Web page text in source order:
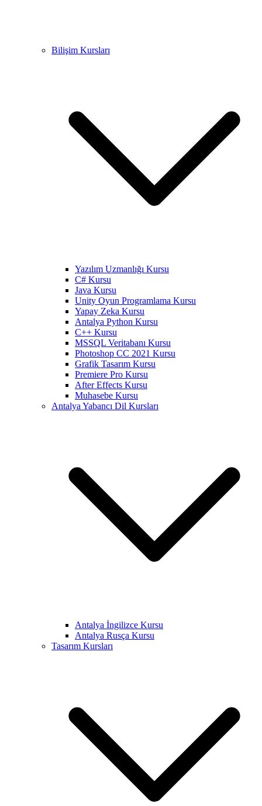
Bilişim Kursları
Yazılım Uzmanlığı Kursu
C# Kursu
Java Kursu
Unity Oyun Programlama Kursu
Yapay Zeka Kursu
Antalya Python Kursu
C++ Kursu
MSSQL Veritabanı Kursu
Photoshop CC 2021 Kursu
Grafik Tasarım Kursu
Premiere Pro Kursu
After Effects Kursu
Muhasebe Kursu
Antalya Yabancı Dil Kursları
Antalya İngilizce Kursu
Antalya Rusça Kursu
Tasarım Kursları